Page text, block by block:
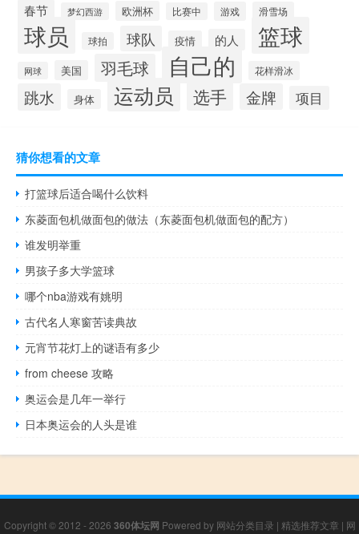
春节 梦幻西游 欧洲杯 比赛中 游戏 滑雪场
球员 球拍 球队 疫情 的人 篮球
网球 美国 羽毛球 自己的 花样滑冰
跳水 身体 运动员 选手 金牌 项目
猜你想看的文章
打篮球后适合喝什么饮料
东菱面包机做面包的做法（东菱面包机做面包的配方）
谁发明举重
男孩子多大学篮球
哪个nba游戏有姚明
古代名人寒窗苦读典故
元宵节花灯上的谜语有多少
from cheese 攻略
奥运会是几年一举行
日本奥运会的人头是谁
Copyright © 2012 - 2026 360体坛网 Powered by 网站分类目录 | 精选推荐文章 | 网